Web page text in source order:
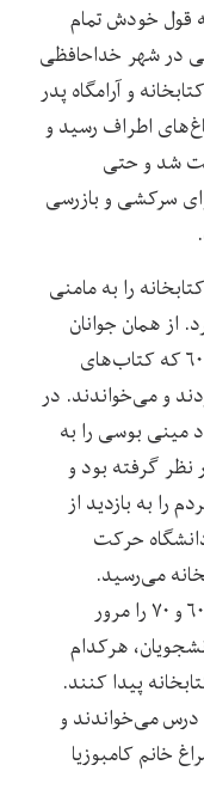
خودش تمام
در شهر خداحافظی
و آرامگاه پدر
اطراف رسید و
شد و حتی
سرکشی و بازرسی
را به مامنی
از همان جوانان
حاشیه‌نشین تا دانشجویان پزشکی دهه ۶۰ که کتاب‌های
و می‌خواندند. در
مینی بوسی را به
نظر گرفته بود و
را به بازدید از
حرکت
می‌رسید.
خاطراتش از رونق کتابخانه در دهه‌های ۶۰ و ۷۰ را مرور
هرکدام
پیدا کنند.
درس می‌خواندند و
خانم کامبوزیا